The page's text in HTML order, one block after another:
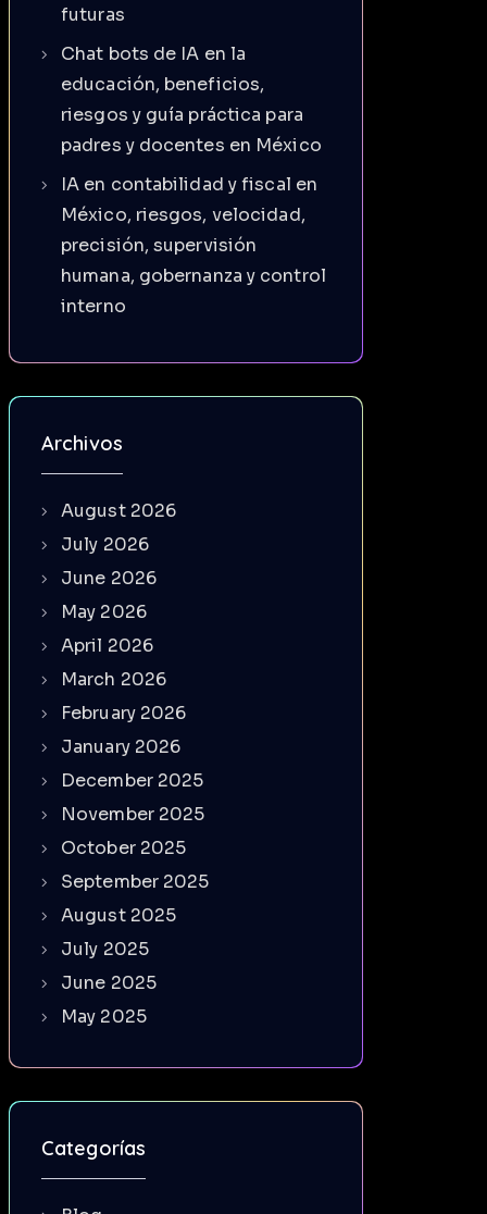
futuras
Chat bots de IA en la
educación, beneficios,
riesgos y guía práctica para
padres y docentes en México
IA en contabilidad y fiscal en
México, riesgos, velocidad,
precisión, supervisión
humana, gobernanza y control
interno
Archivos
August 2026
July 2026
June 2026
May 2026
April 2026
March 2026
February 2026
January 2026
December 2025
November 2025
October 2025
September 2025
August 2025
July 2025
June 2025
May 2025
Categorías